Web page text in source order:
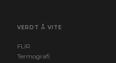
VERDT Å VITE
FLIR
Termografi